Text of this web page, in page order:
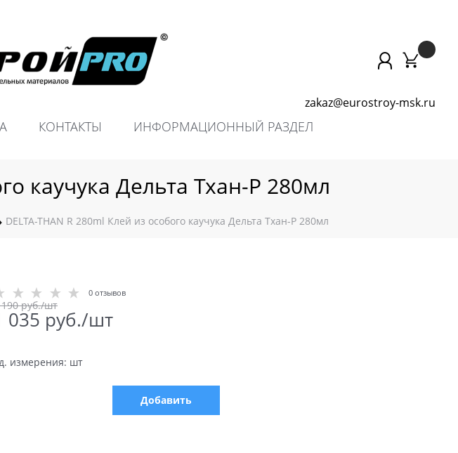
zakaz@eurostroy-msk.ru
КОНТАКТЫ ИНФОРМАЦИОННЫЙ РАЗДЕЛ
каучука Дельта Тхан-Р 280мл
DELTA-THAN R 280ml Клей из особого каучука Дельта Тхан-Р 280мл
0 отзывов
руб./шт
035 руб./шт
измерения: шт
Добавить